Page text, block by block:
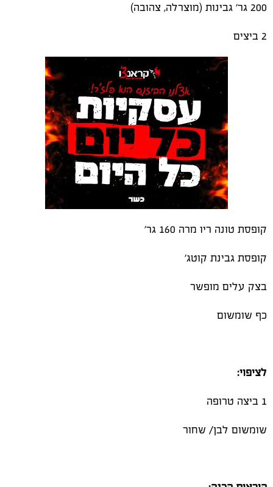
200 גר' גבינות (מוצרלה, צהובה)
2 ביצים
קופסת טונה ריו מרה 160 גר'
קופסת גבינת קוטג'
בצק עלים מופשר
כף שומשום
לציפוי:
1 ביצה טרופה
שומשום לבן/ שחור